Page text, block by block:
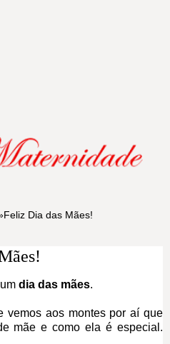
Feliz Dia das Mães!
dia das mães.
vemos aos montes por aí que
mãe e como ela é especial.